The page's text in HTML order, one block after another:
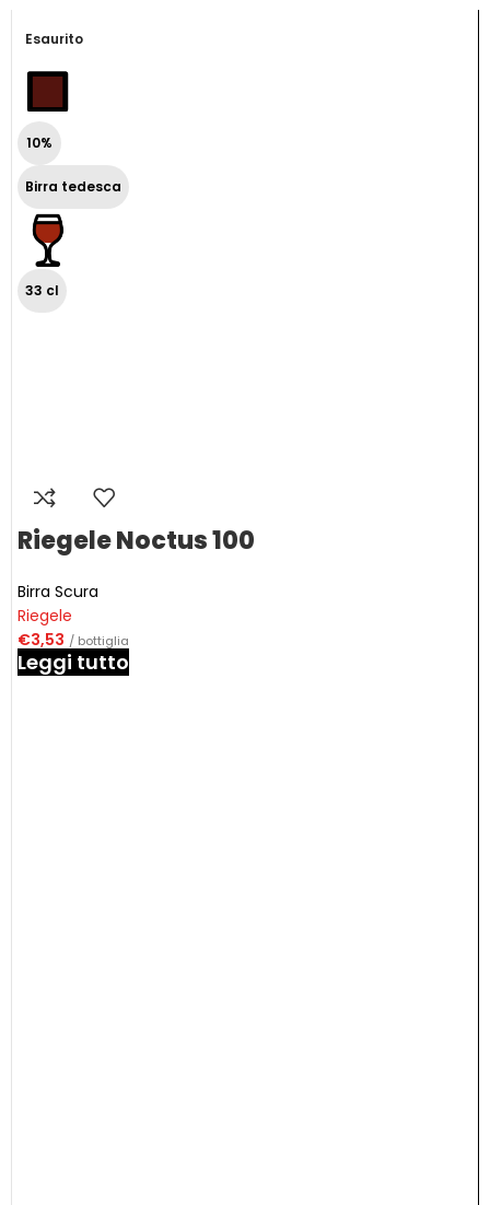
Esaurito
10%
Birra tedesca
33 cl
Riegele Noctus 100
Birra Scura
Riegele
€3,53 / bottiglia
Leggi tutto